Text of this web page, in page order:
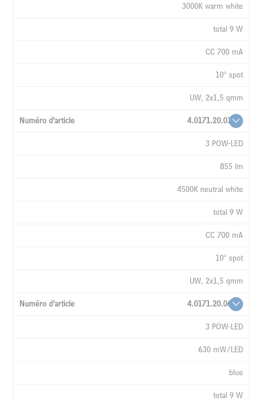
3000K warm white
total 9 W
CC 700 mA
10° spot
UW, 2x1,5 qmm
4.0171.20.03
3 POW-LED
855 lm
4500K neutral white
total 9 W
CC 700 mA
10° spot
UW, 2x1,5 qmm
4.0171.20.06
3 POW-LED
630 mW/LED
blue
total 9 W